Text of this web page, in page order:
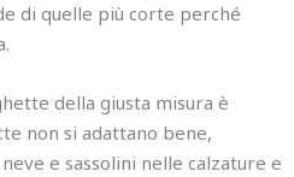
di quelle più corte perché
della giusta misura è
non si adattano bene,
e sassolini nelle calzature e